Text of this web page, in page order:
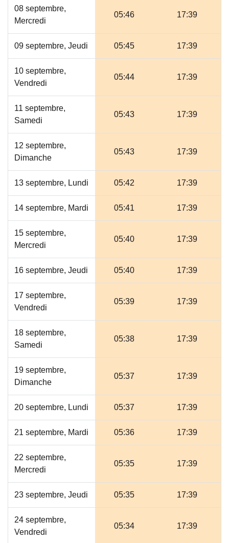
08 septembre,
Mercredi
05:46 17:39
09 septembre, Jeudi 05:45 17:39
10 septembre,
Vendredi
05:44 17:39
11 septembre,
Samedi
05:43 17:39
12 septembre,
Dimanche
05:43 17:39
13 septembre, Lundi 05:42 17:39
14 septembre, Mardi 05:41 17:39
15 septembre,
Mercredi
05:40 17:39
16 septembre, Jeudi 05:40 17:39
17 septembre,
Vendredi
05:39 17:39
18 septembre,
Samedi
05:38 17:39
19 septembre,
Dimanche
05:37 17:39
20 septembre, Lundi 05:37 17:39
21 septembre, Mardi 05:36 17:39
22 septembre,
Mercredi
05:35 17:39
23 septembre, Jeudi 05:35 17:39
24 septembre,
Vendredi
05:34 17:39